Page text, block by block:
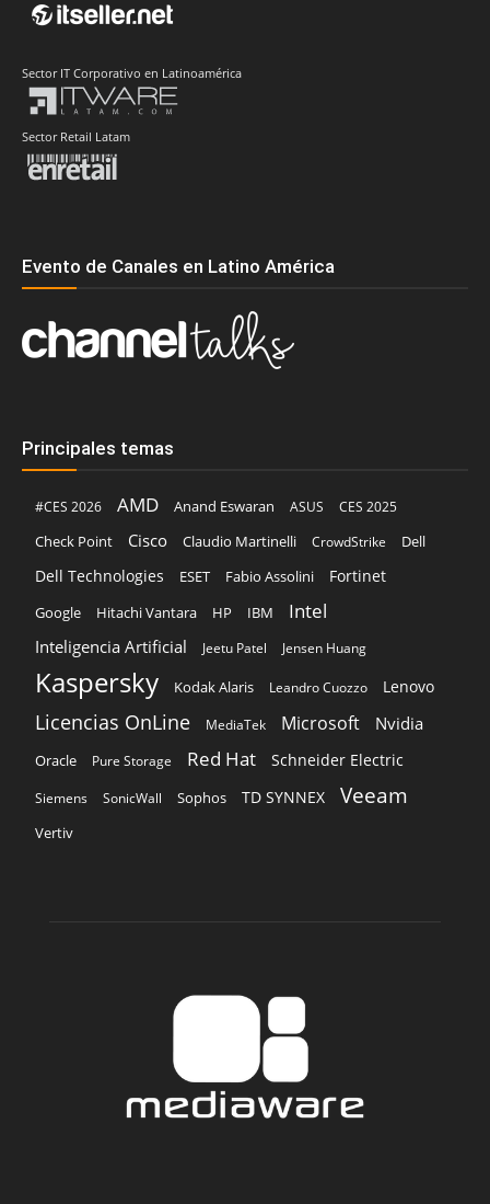
Sector IT Corporativo en Latinoamérica
Sector Retail Latam
Evento de Canales en Latino América
Principales temas
#CES 2026 AMD Anand Eswaran ASUS
CES 2025
Check Point
Cisco Claudio Martinelli CrowdStrike Dell
Dell Technologies ESET Fabio Assolini Fortinet
Google Hitachi Vantara HP IBM Intel
Inteligencia Artificial Jeetu Patel Jensen Huang
Kaspersky Kodak Alaris Leandro Cuozzo Lenovo
Licencias OnLine MediaTek Microsoft Nvidia
Oracle Pure Storage Red Hat Schneider Electric
Siemens SonicWall Sophos TD SYNNEX Veeam
Vertiv